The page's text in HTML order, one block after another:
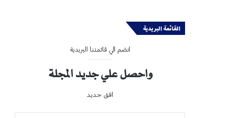
القائمة البريدية
انضم الي قائمتنا البريدية
واحصل علي جديد المجلة
افق جديد